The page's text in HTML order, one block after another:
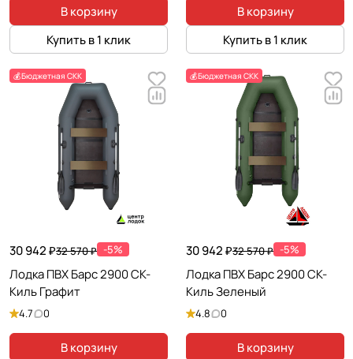
В корзину
Купить в 1 клик
В корзину
Купить в 1 клик
💰Бюджетная СКК
30 942 ₽32 570 ₽ -5%
Лодка ПВХ Барс 2900 СК-
Киль Графит
4.7 0
В корзину
💰Бюджетная СКК
30 942 ₽32 570 ₽ -5%
Лодка ПВХ Барс 2900 СК-
Киль Зеленый
4.8 0
В корзину